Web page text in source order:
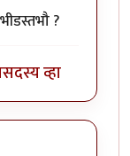
?
सदस्य व्हा